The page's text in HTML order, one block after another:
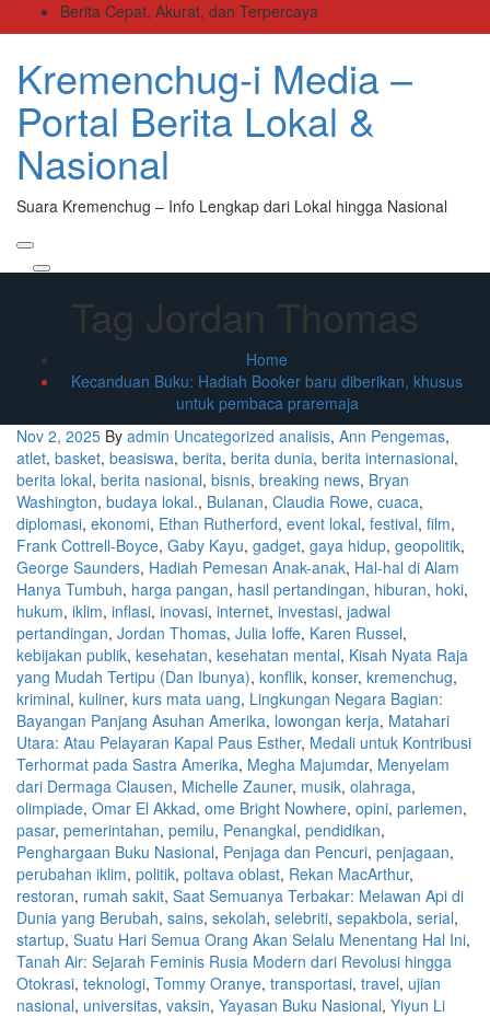
to
content
Berita Cepat, Akurat, dan Terpercaya
Kremenchug-i Media –
Portal Berita Lokal &
Nasional
Suara Kremenchug – Info Lengkap dari Lokal hingga Nasional
Primary
Tag Jordan Thomas
Home
Kecanduan Buku: Hadiah Booker baru diberikan, khusus
untuk pembaca praremaja
Nov 2, 2025 By admin Uncategorized analisis, Ann Pengemas,
atlet, basket, beasiswa, berita, berita dunia, berita internasional,
berita lokal, berita nasional, bisnis, breaking news, Bryan
Washington, budaya lokal., Bulanan, Claudia Rowe, cuaca,
diplomasi, ekonomi, Ethan Rutherford, event lokal, festival, film,
Frank Cottrell-Boyce, Gaby Kayu, gadget, gaya hidup, geopolitik,
George Saunders, Hadiah Pemesan Anak-anak, Hal-hal di Alam
Hanya Tumbuh, harga pangan, hasil pertandingan, hiburan, hoki,
hukum, iklim, inflasi, inovasi, internet, investasi, jadwal
pertandingan, Jordan Thomas, Julia Ioffe, Karen Russel,
kebijakan publik, kesehatan, kesehatan mental, Kisah Nyata Raja
yang Mudah Tertipu (Dan Ibunya), konflik, konser, kremenchug,
kriminal, kuliner, kurs mata uang, Lingkungan Negara Bagian:
Bayangan Panjang Asuhan Amerika, lowongan kerja, Matahari
Utara: Atau Pelayaran Kapal Paus Esther, Medali untuk Kontribusi
Terhormat pada Sastra Amerika, Megha Majumdar, Menyelam
dari Dermaga Clausen, Michelle Zauner, musik, olahraga,
olimpiade, Omar El Akkad, ome Bright Nowhere, opini, parlemen,
pasar, pemerintahan, pemilu, Penangkal, pendidikan,
Penghargaan Buku Nasional, Penjaga dan Pencuri, penjagaan,
perubahan iklim, politik, poltava oblast, Rekan MacArthur,
restoran, rumah sakit, Saat Semuanya Terbakar: Melawan Api di
Dunia yang Berubah, sains, sekolah, selebriti, sepakbola, serial,
startup, Suatu Hari Semua Orang Akan Selalu Menentang Hal Ini,
Tanah Air: Sejarah Feminis Rusia Modern dari Revolusi hingga
Otokrasi, teknologi, Tommy Oranye, transportasi, travel, ujian
nasional, universitas, vaksin, Yayasan Buku Nasional, Yiyun Li